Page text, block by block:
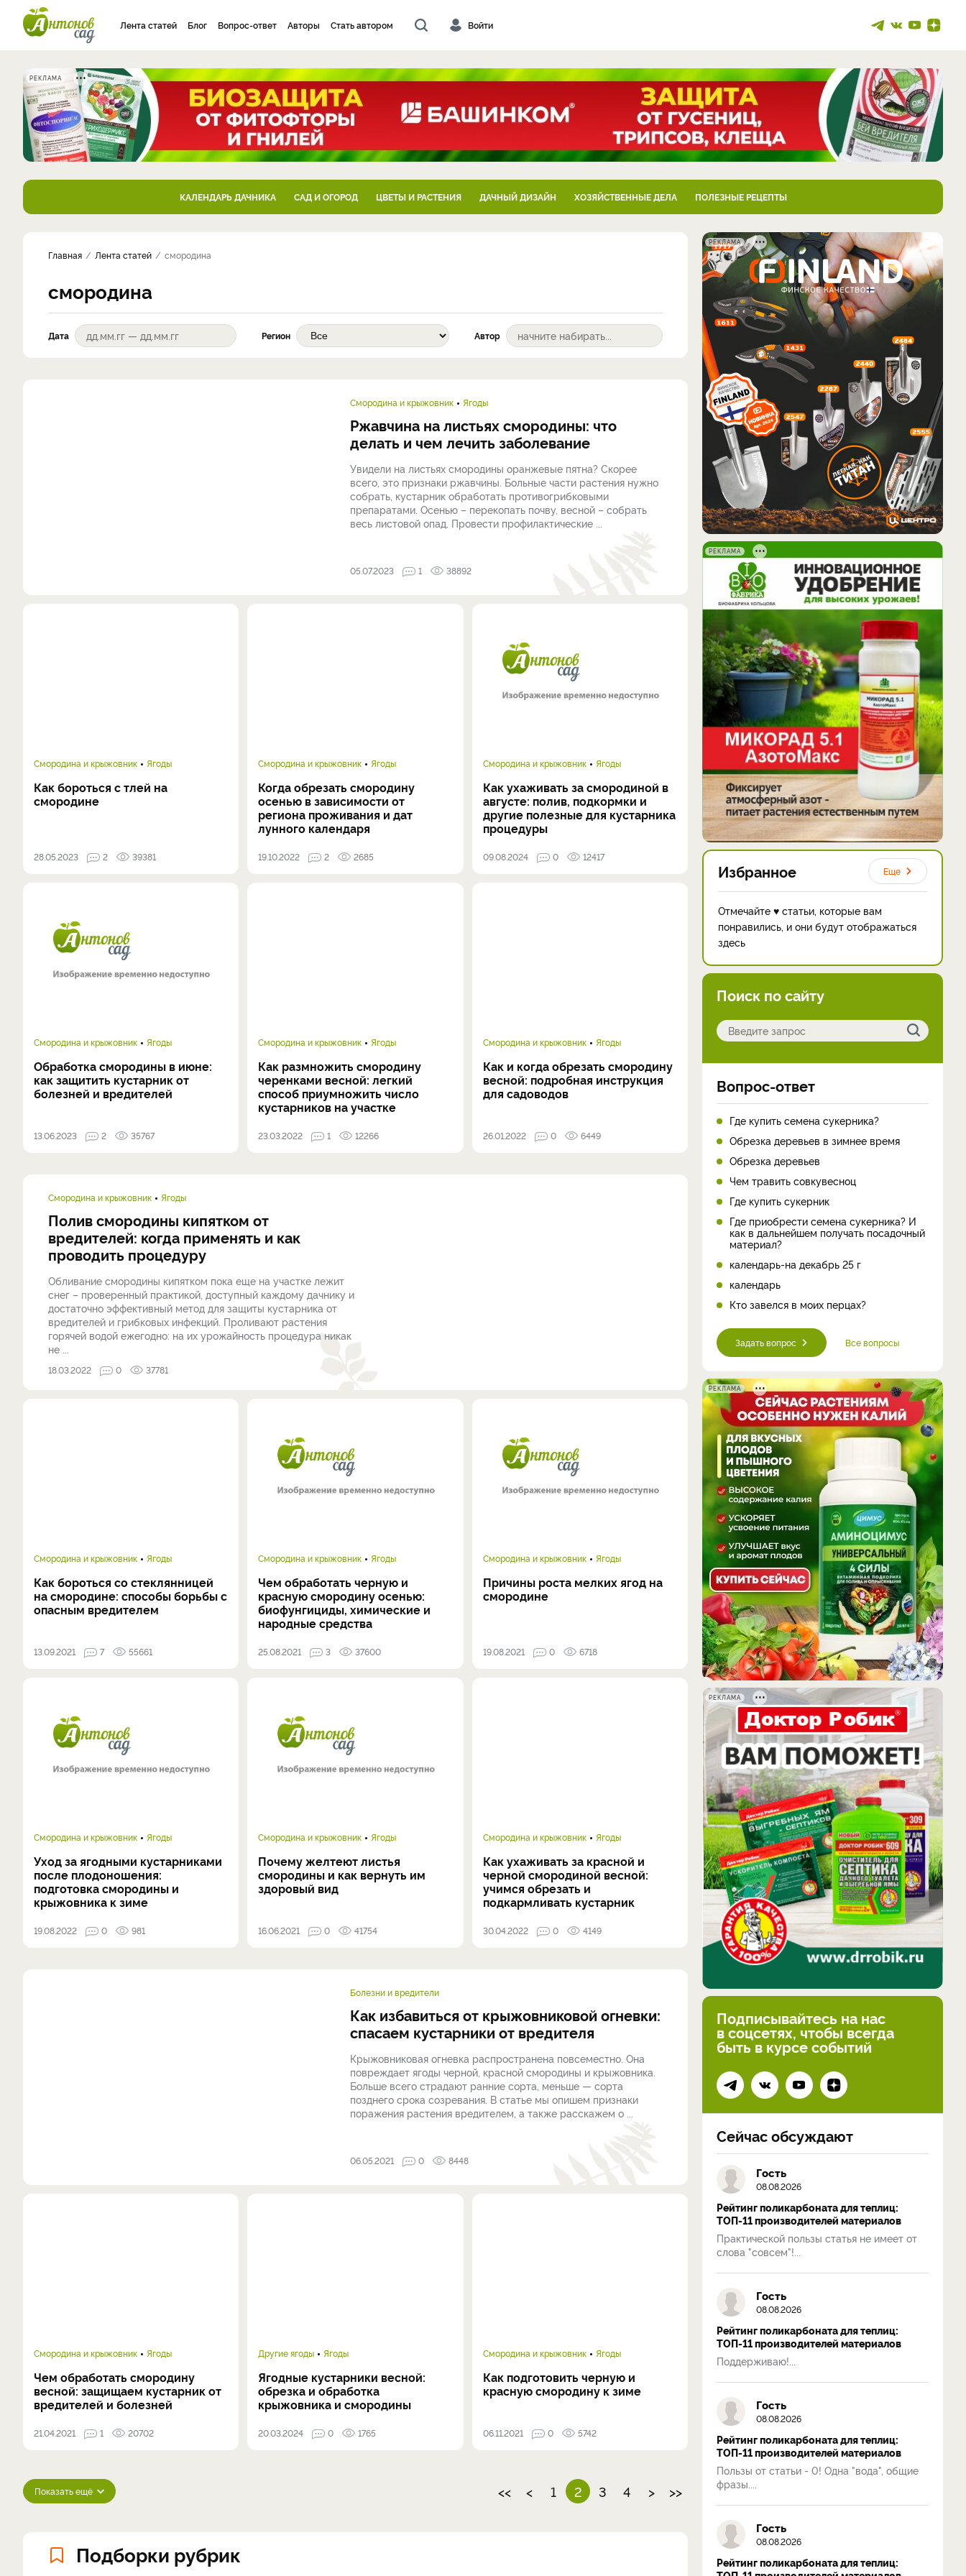
Лента статей Блог Вопрос-ответ Авторы Стать автором Войти
РЕКЛАМА
КАЛЕНДАРЬ ДАЧНИКА САД И ОГОРОД ЦВЕТЫ И РАСТЕНИЯ ДАЧНЫЙ ДИЗАЙН ХОЗЯЙСТВЕННЫЕ ДЕЛА ПОЛЕЗНЫЕ РЕЦЕПТЫ
Главная Лента статей смородина
смородина
Дата Регион Автор
Смородина и крыжовник Ягоды
Ржавчина на листьях смородины: что
делать и чем лечить заболевание
Увидели на листьях смородины оранжевые пятна? Скорее
всего, это признаки ржавчины. Больные части растения нужно
собрать, кустарник обработать противогрибковыми
препаратами. Осенью – перекопать почву, весной – собрать
весь листовой опад. Провести профилактические ...
05.07.2023 1 38892
Смородина и крыжовник Ягоды
Как бороться с тлей на
смородине
28.05.2023 2 39381
Смородина и крыжовник Ягоды
Когда обрезать смородину
осенью в зависимости от
региона проживания и дат
лунного календаря
19.10.2022 2 2685
Смородина и крыжовник Ягоды
Как ухаживать за смородиной в
августе: полив, подкормки и
другие полезные для кустарника
процедуры
09.08.2024 0 12417
Смородина и крыжовник Ягоды
Обработка смородины в июне:
как защитить кустарник от
болезней и вредителей
13.06.2023 2 35767
Смородина и крыжовник Ягоды
Как размножить смородину
черенками весной: легкий
способ приумножить число
кустарников на участке
23.03.2022 1 12266
Смородина и крыжовник Ягоды
Как и когда обрезать смородину
весной: подробная инструкция
для садоводов
26.01.2022 0 6449
Смородина и крыжовник Ягоды
Полив смородины кипятком от
вредителей: когда применять и как
проводить процедуру
Обливание смородины кипятком пока еще на участке лежит
снег – проверенный практикой, доступный каждому дачнику и
достаточно эффективный метод для защиты кустарника от
вредителей и грибковых инфекций. Проливают растения
горячей водой ежегодно: на их урожайность процедура никак
не ...
18.03.2022 0 37781
Смородина и крыжовник Ягоды
Как бороться со стеклянницей
на смородине: способы борьбы с
опасным вредителем
13.09.2021 7 55661
Смородина и крыжовник Ягоды
Чем обработать черную и
красную смородину осенью:
биофунгициды, химические и
народные средства
25.08.2021 3 37600
Смородина и крыжовник Ягоды
Причины роста мелких ягод на
смородине
19.08.2021 0 6718
Смородина и крыжовник Ягоды
Уход за ягодными кустарниками
после плодоношения:
подготовка смородины и
крыжовника к зиме
19.08.2022 0 981
Смородина и крыжовник Ягоды
Почему желтеют листья
смородины и как вернуть им
здоровый вид
16.06.2021 0 41754
Смородина и крыжовник Ягоды
Как ухаживать за красной и
черной смородиной весной:
учимся обрезать и
подкармливать кустарник
30.04.2022 0 4149
Болезни и вредители
Как избавиться от крыжовниковой огневки:
спасаем кустарники от вредителя
Крыжовниковая огневка распространена повсеместно. Она
повреждает ягоды черной, красной смородины и крыжовника.
Больше всего страдают ранние сорта, меньше — сорта
позднего срока созревания. В статье мы опишем признаки
поражения растения вредителем, а также расскажем о ...
06.05.2021 0 8448
Смородина и крыжовник Ягоды
Чем обработать смородину
весной: защищаем кустарник от
вредителей и болезней
21.04.2021 1 20702
Другие ягоды Ягоды
Ягодные кустарники весной:
обрезка и обработка
крыжовника и смородины
20.03.2024 0 1765
Смородина и крыжовник Ягоды
Как подготовить черную и
красную смородину к зиме
06.11.2021 0 5742
Показать ещё << < 1 2 3 4 > >>
Подборки рубрик
РЕКЛАМА
РЕКЛАМА
Избранное Еще
Отмечайте ♥ статьи, которые вам
понравились, и они будут отображаться
здесь
Поиск по сайту
Вопрос-ответ
Где купить семена сукерника?
Обрезка деревьев в зимнее время
Обрезка деревьев
Чем травить совкувесноц
Где купить сукерник
Где приобрести семена сукерника? И
как в дальнейшем получать посадочный
материал?
календарь-на декабрь 25 г
календарь
Кто завелся в моих перцах?
Задать вопрос Все вопросы
РЕКЛАМА
РЕКЛАМА
Подписывайтесь на нас
в соцсетях, чтобы всегда
быть в курсе событий
Сейчас обсуждают
Гость
08.08.2026
Рейтинг поликарбоната для теплиц:
ТОП-11 производителей материалов
Практической пользы статья не имеет от
слова "совсем"!...
Гость
08.08.2026
Рейтинг поликарбоната для теплиц:
ТОП-11 производителей материалов
Поддерживаю!...
Гость
08.08.2026
Рейтинг поликарбоната для теплиц:
ТОП-11 производителей материалов
Пользы от статьи - 0! Одна "вода", общие
фразы....
Гость
08.08.2026
Рейтинг поликарбоната для теплиц: